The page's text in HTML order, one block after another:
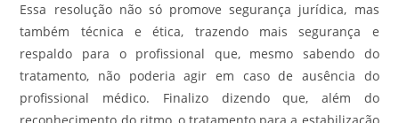
Essa resolução não só promove segurança jurídica, mas
também técnica e ética, trazendo mais segurança e
respaldo para o profissional que, mesmo sabendo do
tratamento, não poderia agir em caso de ausência do
profissional médico. Finalizo dizendo que, além do